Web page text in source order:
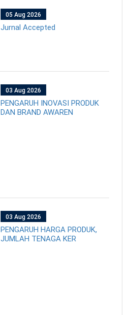
05 Aug 2026
Jurnal Accepted
03 Aug 2026
PENGARUH INOVASI PRODUK
DAN BRAND AWAREN
03 Aug 2026
PENGARUH HARGA PRODUK,
JUMLAH TENAGA KER